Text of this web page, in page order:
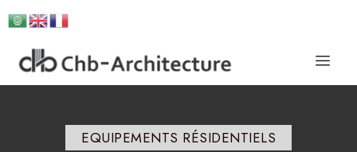
EQUIPEMENTS RÉSIDENTIELS